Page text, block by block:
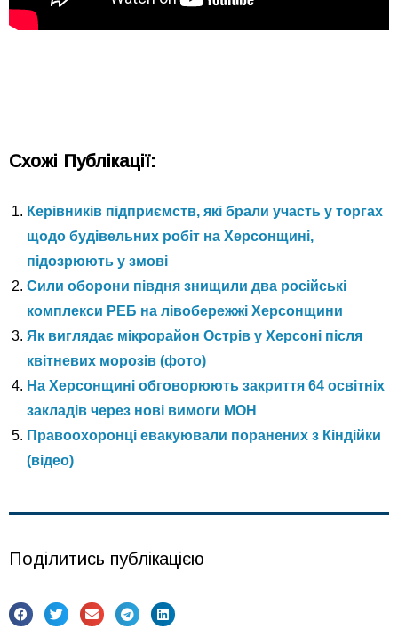
Схожі Публікації:
Керівників підприємств, які брали участь у торгах
щодо будівельних робіт на Херсонщині,
підозрюють у змові
Сили оборони півдня знищили два російські
комплекси РЕБ на лівобережжі Херсонщини
Як виглядає мікрорайон Острів у Херсоні після
квітневих морозів (фото)
На Херсонщині обговорюють закриття 64 освітніх
закладів через нові вимоги МОН
Правоохоронці евакуювали поранених з Кіндійки
(відео)
Поділитись публікацією